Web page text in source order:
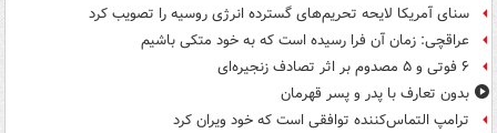
سنای آمریکا لایحه تحریم‌های گسترده انرژی روسیه را تصویب کرد
عراقچی: زمان آن فرا رسیده است که به خود متکی باشیم
۶ فوتی و ۵ مصدوم بر اثر تصادف زنجیره‌ای
بدون تعارف با پدر و پسر قهرمان
ترامپ التماس‌کننده توافقی است که خود ویران کرد